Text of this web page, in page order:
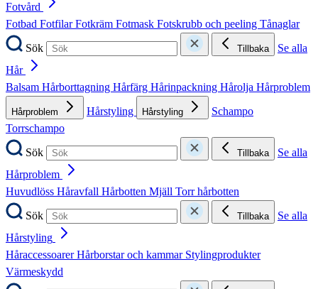
Fotvård
Fotbad FotfilarFotkräm Fotmask Fotskrubb och peeling Tånaglar
Sök
Tillbaka
Se alla
Hår
Balsam Hårborttagning Hårfärg Hårinpackning Hårolja Hårproblem
Hårproblem Hårstyling Hårstyling
Schampo
Torrschampo
Sök
Tillbaka
Se alla
Hårproblem
Huvudlöss Håravfall Hårbotten Mjäll Torr hårbotten
Sök
Tillbaka
Se alla
Hårstyling
HåraccessoarerHårborstar och kammar Stylingprodukter
Värmeskydd